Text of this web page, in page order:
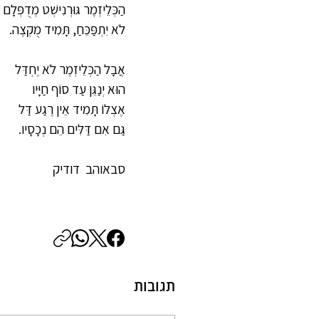
הַכְּלֵיזְמֶר גּוּרְנִישְׁט מְדֻפְּלָם
לֹא יִתְפַּכֵּחַ, תָּמִיד מֻקְצֶה.
אֲבָל הַכְּלֵיזְמֶר לֹא יֶחְדַּל
הוּא יְנַגֵּן עַד סוֹף חַיָּיו
אֶצְלוֹ תָּמִיד אֵין רֶגַע דַּל
גַּם אִם דַּלִּים הֵם נְכָסָיו.
סבאוהב  דודיק
תגובות